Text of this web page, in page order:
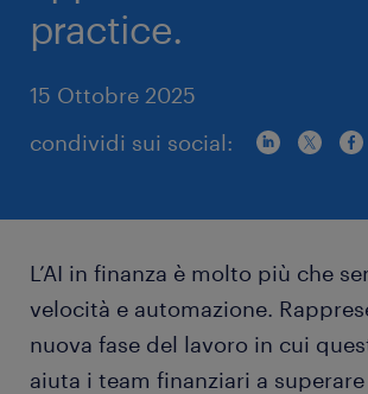
practice.
15 Ottobre 2025
condividi sui social:
L’AI in finanza è molto più che
velocità e automazione.
nuova fase del lavoro in cui
aiuta i team finanziari a